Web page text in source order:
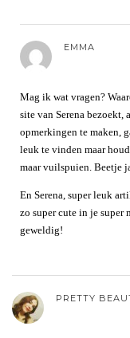
EMMA
Mag ik wat vragen?
site van Serena
opmerkingen te maken,
leuk te vinden maar
maar vuilspuien. Beetje
En Serena, super leuk
zo super cute in je super
geweldig!
PRETTY